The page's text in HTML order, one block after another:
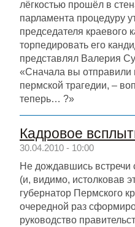
лёгкостью прошёл в
парламента процедуру
председателя
торпедировать его
представлял Валерия
«Сначала вы отправили
пермской трагедии, –
теперь… ?»
Кадровое
30.04.2010 - 10:00
Не дождавшись
(и, видимо, истолковав
губернатор Пермского
очередной раз
руководство